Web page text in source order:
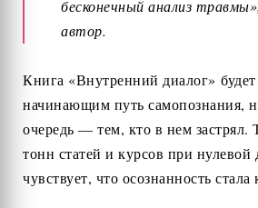
бесконечный анализ
автор.
Книга «Внутренний диалог» будет
начинающим путь самопознания,
очередь — тем, кто в нем застрял.
тонн статей и курсов при
чувствует, что осознанность стала